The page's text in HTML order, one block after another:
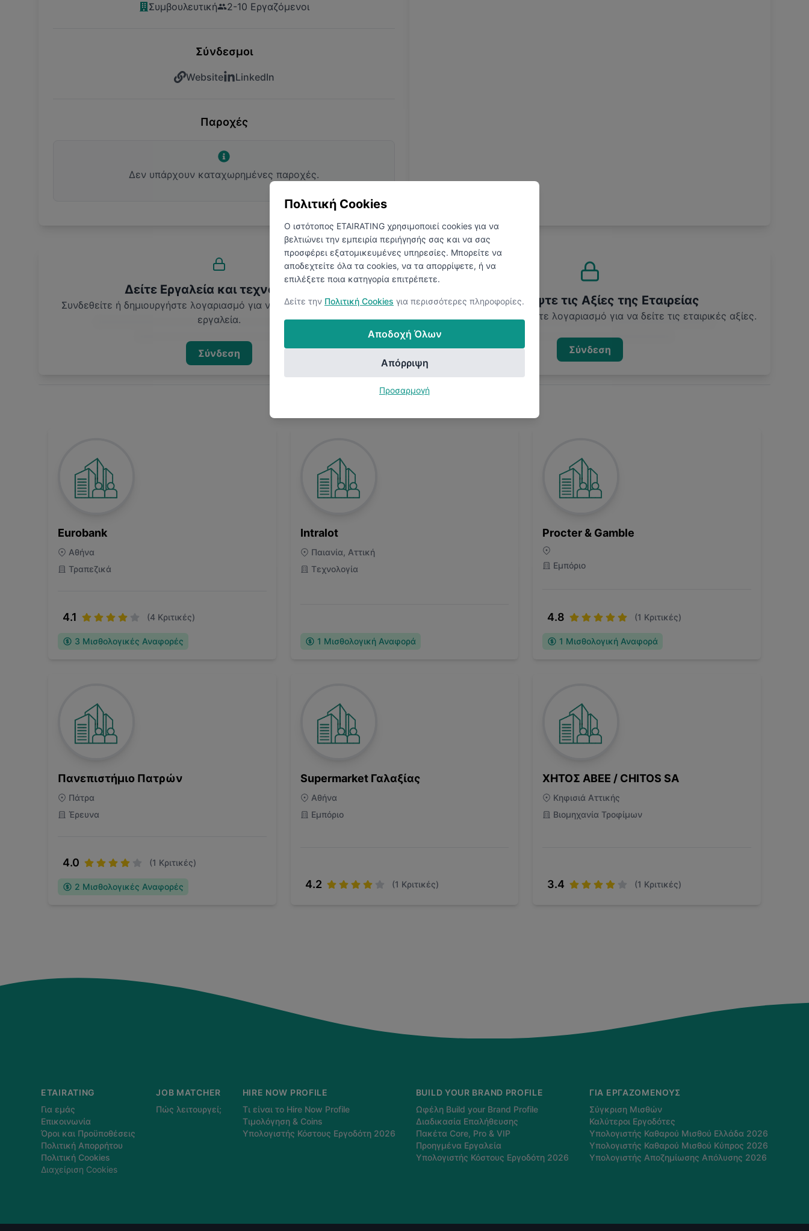
Συμβουλευτική 2-10 Εργαζόμενοι
Σύνδεσμοι
Website LinkedIn
Παροχές
Δεν υπάρχουν καταχωρημένες παροχές.
Δείτε Εργαλεία και τεχνολογίες
Συνδεθείτε ή δημιουργήστε λογαριασμό για να αποκαλύψετε όλα τα
εργαλεία.
Σύνδεση
Ανακαλύψτε τις Αξίες της Εταιρείας
Συνδεθείτε ή δημιουργήστε λογαριασμό για να δείτε τις εταιρικές αξίες.
Σύνδεση
Eurobank
Αθήνα
Τραπεζικά
4.1 (4 Κριτικές)
3 Μισθολογικές Αναφορές
Intralot
Παιανία, Αττική
Τεχνολογία
1 Μισθολογική Αναφορά
Procter & Gamble
Εμπόριο
4.8 (1 Κριτικές)
1 Μισθολογική Αναφορά
Πανεπιστήμιο Πατρών
Πάτρα
Έρευνα
4.0 (1 Κριτικές)
2 Μισθολογικές Αναφορές
Supermarket Γαλαξίας
Αθήνα
Εμπόριο
4.2 (1 Κριτικές)
ΧΗΤΟΣ ΑΒΕΕ / CHITOS SA
Κηφισιά Αττικής
Βιομηχανία Τροφίμων
3.4 (1 Κριτικές)
ETAIRATING
Για εμάς
Επικοινωνία
Όροι και Προϋποθέσεις
Πολιτική Απορρήτου
Πολιτική Cookies
Διαχείριση Cookies
JOB MATCHER
Πώς λειτουργεί;
HIRE NOW PROFILE
Τι είναι το Hire Now Profile
Τιμολόγηση & Coins
Υπολογιστής Κόστους Εργοδότη 2026
BUILD YOUR BRAND PROFILE
Ωφέλη Build your Brand Profile
Διαδικασία Επαλήθευσης
Πακέτα Core, Pro & VIP
Προηγμένα Εργαλεία
Υπολογιστής Κόστους Εργοδότη 2026
ΓΙΑ ΕΡΓΑΖΌΜΕΝΟΥΣ
Σύγκριση Μισθών
Καλύτεροι Εργοδότες
Υπολογιστής Καθαρού Μισθού Ελλάδα 2026
Υπολογιστής Καθαρού Μισθού Κύπρος 2026
Υπολογιστής Αποζημίωσης Απόλυσης 2026
Πολιτική Cookies
Ο ιστότοπος ETAIRATING χρησιμοποιεί cookies για να
βελτιώνει την εμπειρία περιήγησής σας και να σας
προσφέρει εξατομικευμένες υπηρεσίες. Μπορείτε να
αποδεχτείτε όλα τα cookies, να τα απορρίψετε, ή να
επιλέξετε ποια κατηγορία επιτρέπετε.
Δείτε την Πολιτική Cookies για περισσότερες πληροφορίες.
Αποδοχή Όλων
Απόρριψη
Προσαρμογή